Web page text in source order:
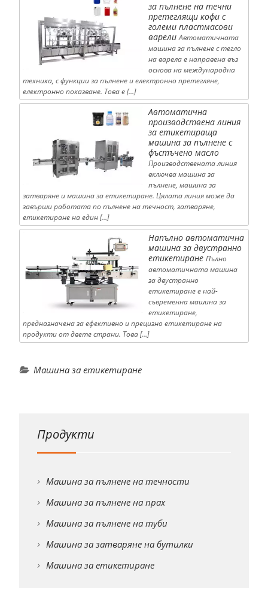
за пълнене на течни
претеглящи кофи с
големи пластмасови
варели Автоматичната
машина за пълнене с тегло
на варела е направена въз
основа на международна
техника, с функции за пълнене и електронно претегляне,
електронно показване. Това е […]
Автоматична
производствена линия
за етикетираща
машина за пълнене с
фъстъчено масло
Производствената линия
включва машина за
пълнене, машина за
затваряне и машина за етикетиране. Цялата линия може да
завърши работата по пълнене на течност, затваряне,
етикетиране на един […]
Напълно автоматична
машина за двустранно
етикетиране Пълно
автоматичната машина
за двустранно
етикетиране е най-
съвременна машина за
етикетиране,
предназначена за ефективно и прецизно етикетиране на
продукти от двете страни. Това […]
Машина за етикетиране
Продукти
Машина за пълнене на течности
Машина за пълнене на прах
Машина за пълнене на туби
Машина за затваряне на бутилки
Машина за етикетиране